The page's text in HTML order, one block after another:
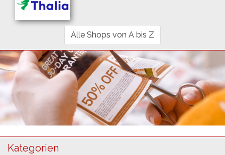
Alle Shops von A bis Z
Kategorien